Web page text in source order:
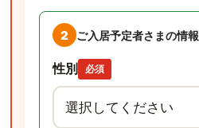
2 ご入居予定者さまの情報
性別 必須